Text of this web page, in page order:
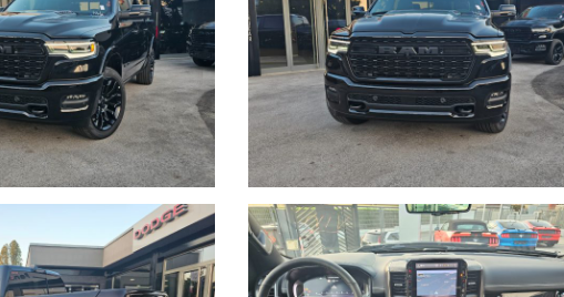
di accesso al cassone Mopar MDN, ganci di fissaggio del carico CL2,
4g Lte Wi-Fi Hot Spot (RTQ), Connected Travel & TrafficServices (RTV),
up display LBK, sistema di assistenza alla collisione all'incrocio XPS,